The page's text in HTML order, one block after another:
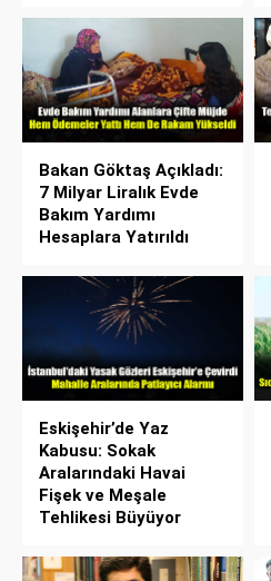
Bakan Göktaş Açıkladı:
7 Milyar Liralık Evde
Bakım Yardımı
Hesaplara Yatırıldı
Eskişehir’de Yaz
Kabusu: Sokak
Aralarındaki Havai
Fişek ve Meşale
Tehlikesi Büyüyor